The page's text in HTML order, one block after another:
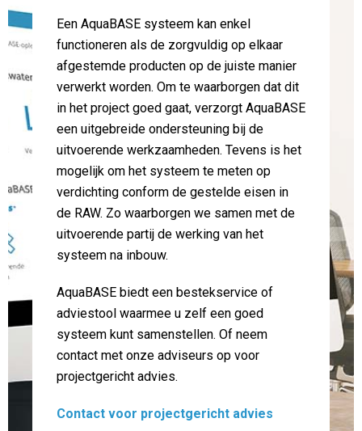
Een AquaBASE systeem kan enkel
functioneren als de zorgvuldig op elkaar
afgestemde producten op de juiste manier
verwerkt worden. Om te waarborgen dat dit
in het project goed gaat, verzorgt AquaBASE
een uitgebreide ondersteuning bij de
uitvoerende werkzaamheden. Tevens is het
mogelijk om het systeem te meten op
verdichting conform de gestelde eisen in
de RAW. Zo waarborgen we samen met de
uitvoerende partij de werking van het
systeem na inbouw.
AquaBASE biedt een bestekservice of
adviestool waarmee u zelf een goed
systeem kunt samenstellen. Of neem
contact met onze adviseurs op voor
projectgericht advies.
Contact voor projectgericht advies